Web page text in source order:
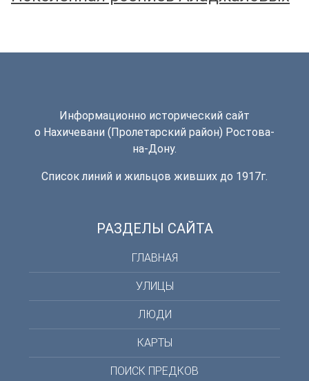
Информационно исторический сайт
о Нахичевани (Пролетарский район) Ростова-
на-Дону.
Список линий и жильцов живших до 1917г.
РАЗДЕЛЫ САЙТА
ГЛАВНАЯ
УЛИЦЫ
ЛЮДИ
КАРТЫ
ПОИСК ПРЕДКОВ